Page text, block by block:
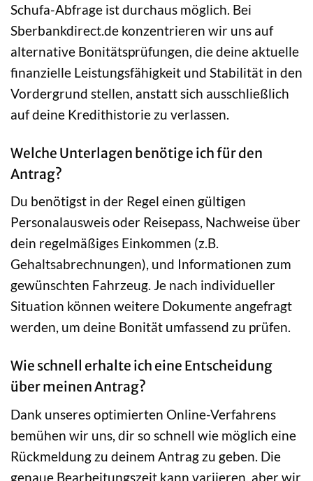
Schufa-Abfrage ist durchaus möglich. Bei
Sberbankdirect.de konzentrieren wir uns auf
alternative Bonitätsprüfungen, die deine aktuelle
finanzielle Leistungsfähigkeit und Stabilität in den
Vordergrund stellen, anstatt sich ausschließlich
auf deine Kredithistorie zu verlassen.
Welche Unterlagen benötige ich für den
Antrag?
Du benötigst in der Regel einen gültigen
Personalausweis oder Reisepass, Nachweise über
dein regelmäßiges Einkommen (z.B.
Gehaltsabrechnungen), und Informationen zum
gewünschten Fahrzeug. Je nach individueller
Situation können weitere Dokumente angefragt
werden, um deine Bonität umfassend zu prüfen.
Wie schnell erhalte ich eine Entscheidung
über meinen Antrag?
Dank unseres optimierten Online-Verfahrens
bemühen wir uns, dir so schnell wie möglich eine
Rückmeldung zu deinem Antrag zu geben. Die
genaue Bearbeitungszeit kann variieren, aber wir